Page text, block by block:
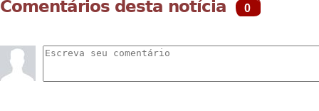
Comentários desta notícia 0